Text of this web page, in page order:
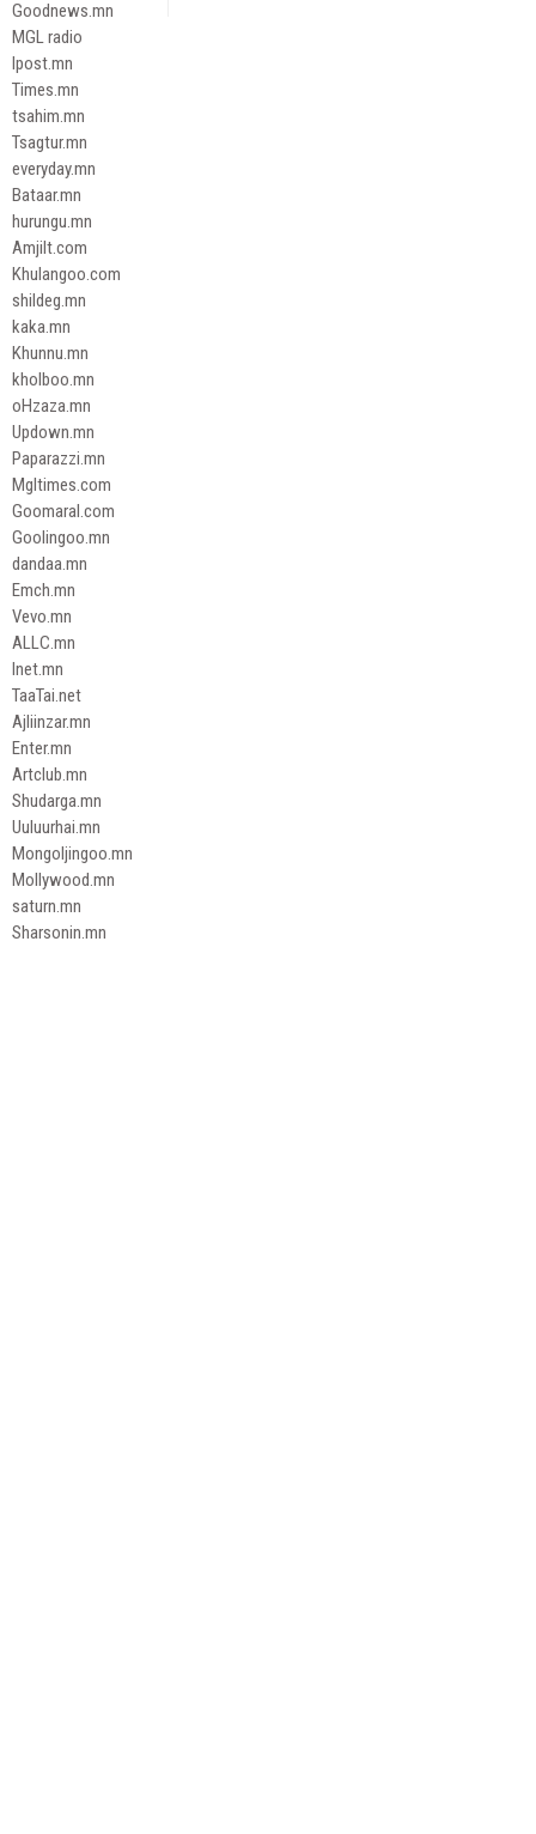
Goodnews.mn
MGL radio
Ipost.mn
Times.mn
tsahim.mn
Tsagtur.mn
everyday.mn
Bataar.mn
hurungu.mn
Amjilt.com
Khulangoo.com
shildeg.mn
kaka.mn
Khunnu.mn
kholboo.mn
oHzaza.mn
Updown.mn
Paparazzi.mn
Mgltimes.com
Goomaral.com
Goolingoo.mn
dandaa.mn
Emch.mn
Vevo.mn
ALLC.mn
Inet.mn
TaaTai.net
Ajliinzar.mn
Enter.mn
Artclub.mn
Shudarga.mn
Uuluurhai.mn
Mongoljingoo.mn
Mollywood.mn
saturn.mn
Sharsonin.mn